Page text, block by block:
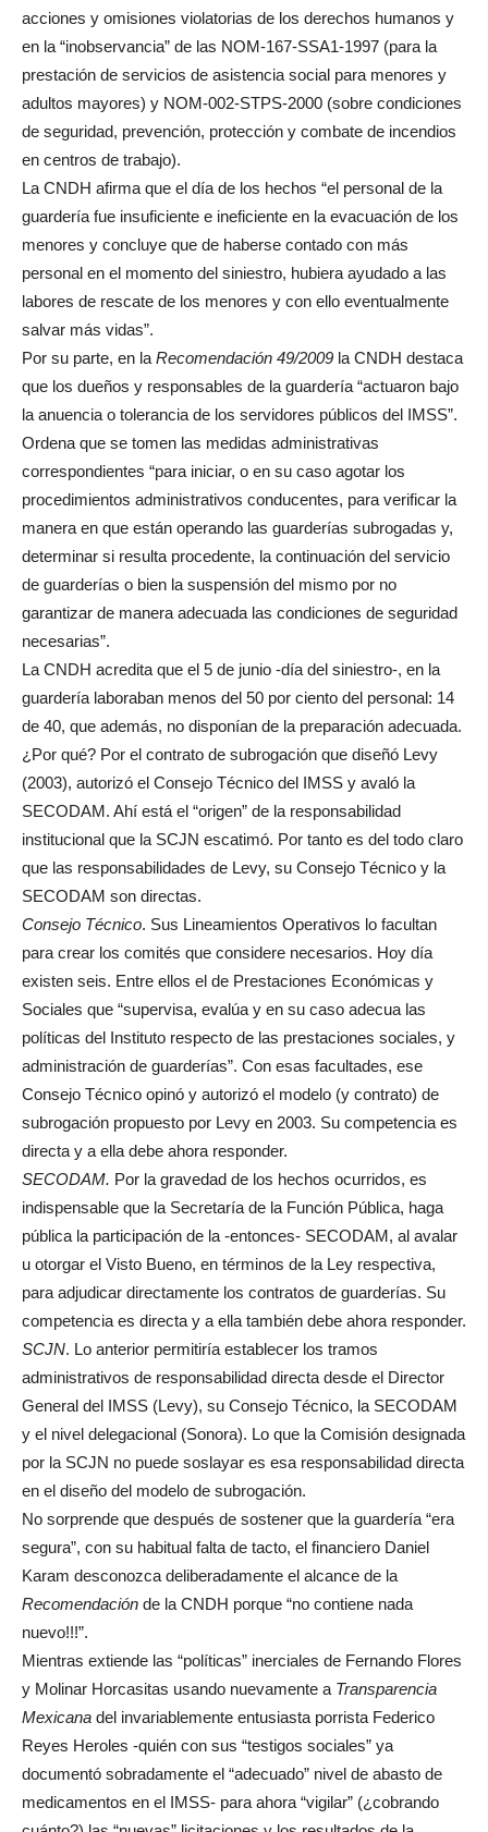
acciones y omisiones violatorias de los derechos humanos y
en la “inobservancia” de las NOM-167-SSA1-1997 (para la
prestación de servicios de asistencia social para menores y
adultos mayores) y NOM-002-STPS-2000 (sobre condiciones
de seguridad, prevención, protección y combate de incendios
en centros de trabajo).
La CNDH afirma que el día de los hechos “el personal de la
guardería fue insuficiente e ineficiente en la evacuación de los
menores y concluye que de haberse contado con más
personal en el momento del siniestro, hubiera ayudado a las
labores de rescate de los menores y con ello eventualmente
salvar más vidas”.
Por su parte, en la Recomendación 49/2009 la CNDH destaca
que los dueños y responsables de la guardería “actuaron bajo
la anuencia o tolerancia de los servidores públicos del IMSS”.
Ordena que se tomen las medidas administrativas
correspondientes “para iniciar, o en su caso agotar los
procedimientos administrativos conducentes, para verificar la
manera en que están operando las guarderías subrogadas y,
determinar si resulta procedente, la continuación del servicio
de guarderías o bien la suspensión del mismo por no
garantizar de manera adecuada las condiciones de seguridad
necesarias”.
La CNDH acredita que el 5 de junio -día del siniestro-, en la
guardería laboraban menos del 50 por ciento del personal: 14
de 40, que además, no disponían de la preparación adecuada.
¿Por qué? Por el contrato de subrogación que diseñó Levy
(2003), autorizó el Consejo Técnico del IMSS y avaló la
SECODAM. Ahí está el “origen” de la responsabilidad
institucional que la SCJN escatimó. Por tanto es del todo claro
que las responsabilidades de Levy, su Consejo Técnico y la
SECODAM son directas.
Consejo Técnico. Sus Lineamientos Operativos lo facultan
para crear los comités que considere necesarios. Hoy día
existen seis. Entre ellos el de Prestaciones Económicas y
Sociales que “supervisa, evalúa y en su caso adecua las
políticas del Instituto respecto de las prestaciones sociales, y
administración de guarderías”. Con esas facultades, ese
Consejo Técnico opinó y autorizó el modelo (y contrato) de
subrogación propuesto por Levy en 2003. Su competencia es
directa y a ella debe ahora responder.
SECODAM. Por la gravedad de los hechos ocurridos, es
indispensable que la Secretaría de la Función Pública, haga
pública la participación de la -entonces- SECODAM, al avalar
u otorgar el Visto Bueno, en términos de la Ley respectiva,
para adjudicar directamente los contratos de guarderías. Su
competencia es directa y a ella también debe ahora responder.
SCJN. Lo anterior permitiría establecer los tramos
administrativos de responsabilidad directa desde el Director
General del IMSS (Levy), su Consejo Técnico, la SECODAM
y el nivel delegacional (Sonora). Lo que la Comisión designada
por la SCJN no puede soslayar es esa responsabilidad directa
en el diseño del modelo de subrogación.
No sorprende que después de sostener que la guardería “era
segura”, con su habitual falta de tacto, el financiero Daniel
Karam desconozca deliberadamente el alcance de la
Recomendación de la CNDH porque “no contiene nada
nuevo!!!”.
Mientras extiende las “políticas” inerciales de Fernando Flores
y Molinar Horcasitas usando nuevamente a Transparencia
Mexicana del invariablemente entusiasta porrista Federico
Reyes Heroles -quién con sus “testigos sociales” ya
documentó sobradamente el “adecuado” nivel de abasto de
medicamentos en el IMSS- para ahora “vigilar” (¿cobrando